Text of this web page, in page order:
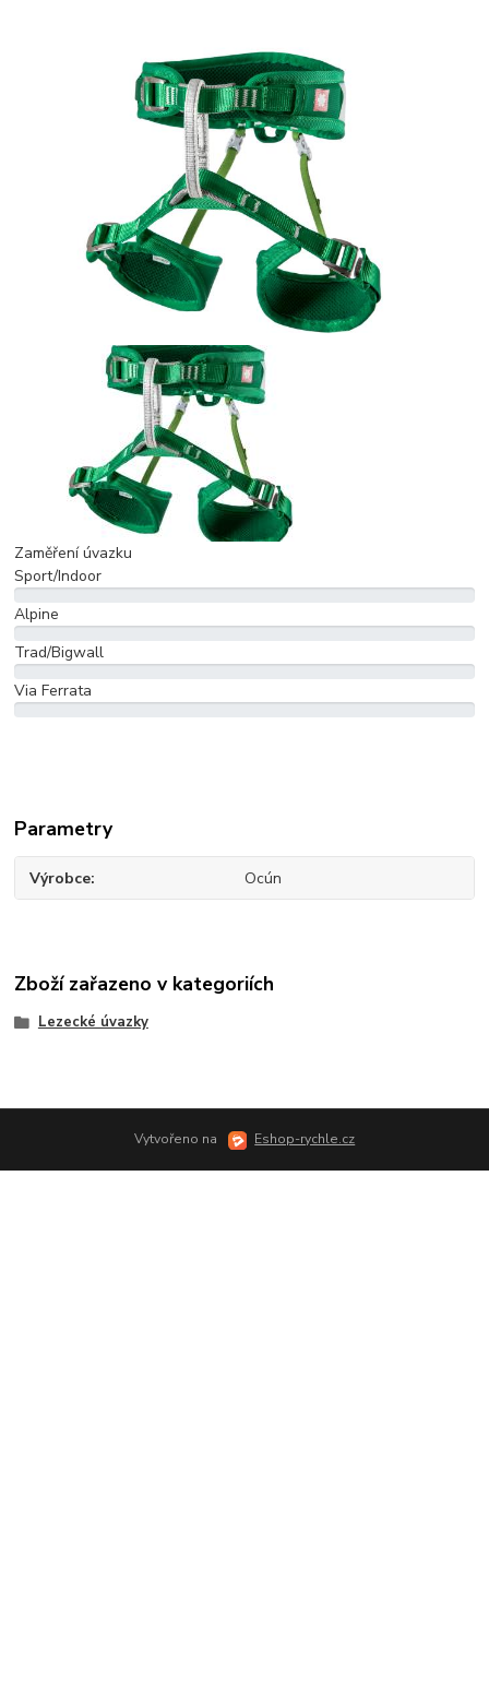
Zaměření úvazku
Sport/Indoor
Alpine
Trad/Bigwall
Via Ferrata
Parametry
Výrobce Ocún
Zboží zařazeno v kategoriích
Lezecké úvazky
Vytvořeno na Eshop-rychle.cz